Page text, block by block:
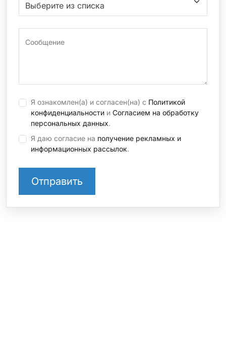
Сообщение
Я ознакомлен(а) и согласен(на) с Политикой
конфиденциальности и Согласием на обработку
персональных данных.
Я даю согласие на получение рекламных и
информационных рассылок.